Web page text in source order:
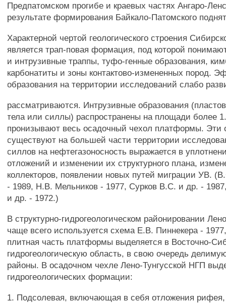
Предпатомском прогибе и краевых частях Ангаро-
результате формирования Байкало-Патомского
Характерной чертой геологического строения
является трап-повая формация, под которой
и интрузивные траппы, туфо-генные образования,
карбонатиты и зоны контактово-измененных пород.
образования на территории исследований слабо
рассматриваются. Интрузивные образования
тела или силлы) распространены на площади более
пронизывают весь осадочный чехол платформы. Эти
существуют на большей части территории
силлов на нефтегазоносность выражается в
отложений и изменении их структурного плана,
коллекторов, появлении новых путей миграции УВ.
- 1989, Н.В. Мельников - 1977, Сурков B.C. и др. -
и др. - 1972.)
В структурно-гидрогеологическом районировании
чаще всего используется схема Е.В. Пиннекера -
плитная часть платформы выделяется в Восточно-
гидрогеологическую область, в свою очередь
районы. В осадочном чехле Лено-Тунгусской НГП
гидрогеологических формации:
1. Подсолевая, включающая в себя отложения рифея,